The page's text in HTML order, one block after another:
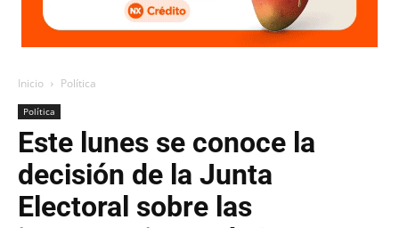
Inicio Política
Política
Este lunes se conoce la
decisión de la Junta
Electoral sobre las